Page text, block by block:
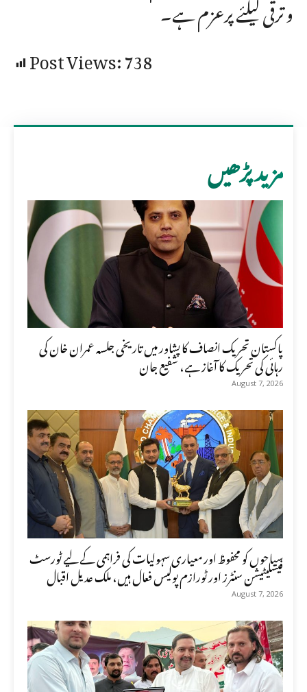
و ترقی کیلئے پرعزم ہے۔
Post Views:738
مزید پڑھیں
پاکستان تحریک انصاف کا پشاور میں تاریخی جلسہ عمران خان کی
رہائی کی تحریک کا آغاز ہے، شفیع جان
August 7, 2026
سیاحوں کو محفوظ اور معیاری سہولیات کی فراہمی کے لیے ٹورسٹ
فیسلیٹیشن سنٹرز اور ٹورازم پولیس فعال ہیں، ملک عدیل اقبال
August 7, 2026